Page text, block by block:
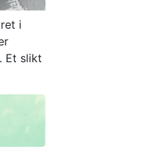
i
Et slikt